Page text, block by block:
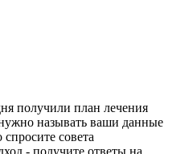
получили план лечения
называть ваши данные
совета